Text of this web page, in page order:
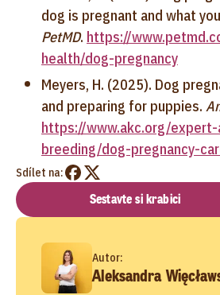
dog is pregnant and what
PetMD. https://
health/dog-pregnancy
Meyers, H. (2025). Dog
and preparing for puppies.
https://www.akc.org/
breeding/dog-pregnancy-
Sdílet na:
Sestavte si krabici
Autor:
Aleksandra